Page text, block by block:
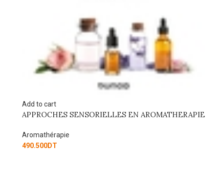
Add to cart
CONSEIL EN AROMATHERAPIE – 2EME EDITION